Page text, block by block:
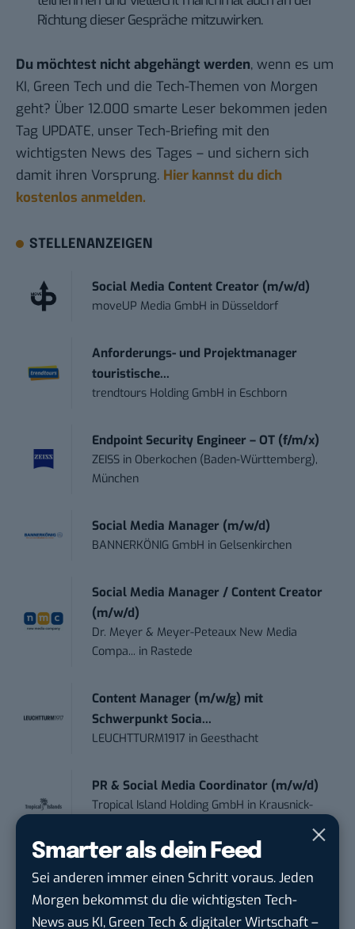
Smarter als dein Feed
Sei anderen immer einen Schritt voraus. Jeden
Morgen bekommst du die wichtigsten Tech-
News aus KI, Green Tech & digitaler Wirtschaft –
Richtung dieser Gespräche mitzuwirken.
Du möchtest nicht abgehängt werden, wenn es um
KI, Green Tech und die Tech-Themen von Morgen
geht? Über 12.000 smarte Leser bekommen jeden
Tag UPDATE, unser Tech-Briefing mit den
wichtigsten News des Tages – und sichern sich
damit ihren Vorsprung. Hier kannst du dich
kostenlos anmelden.
STELLENANZEIGEN
Social Media Content Creator (m/w/d)
moveUP Media GmbH in Düsseldorf
Anforderungs- und Projektmanager
touristische...
trendtours Holding GmbH in Eschborn
Endpoint Security Engineer – OT (f/m/x)
ZEISS in Oberkochen (Baden-Württemberg),
München
Social Media Manager (m/w/d)
BANNERKÖNIG GmbH in Gelsenkirchen
Social Media Manager / Content Creator
(m/w/d)
Dr. Meyer & Meyer-Peteaux New Media
Compa... in Rastede
Content Manager (m/w/g) mit
Schwerpunkt Socia...
LEUCHTTURM1917 in Geesthacht
PR & Social Media Coordinator (m/w/d)
Tropical Island Holding GmbH in Krausnick-
Editorial Prompt Engineer (m/w/d)
Motor Presse Verlagsgesellschaft mbH
Stuttgart